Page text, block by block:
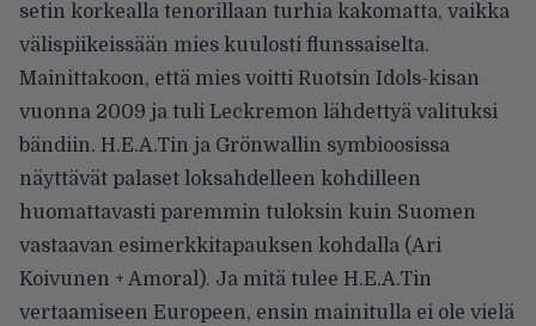
setin korkealla tenorillaan turhia kakomatta, vaikka
välispiikeissään mies kuulosti flunssaiselta.
Mainittakoon, että mies voitti Ruotsin Idols-kisan
vuonna 2009 ja tuli Leckremon lähdettyä valituksi
bändiin. H.E.A.Tin ja Grönwallin symbioosissa
näyttävät palaset loksahdelleen kohdilleen
huomattavasti paremmin tuloksin kuin Suomen
vastaavan esimerkkitapauksen kohdalla (Ari
Koivunen + Amoral). Ja mitä tulee H.E.A.Tin
vertaamiseen Europeen, ensin mainitulla ei ole vielä